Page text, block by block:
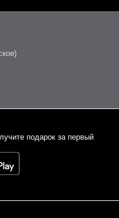
подарок за первый